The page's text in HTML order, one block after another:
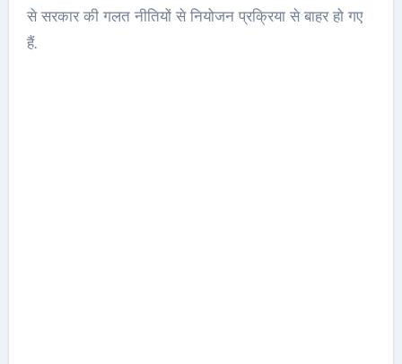
से सरकार की गलत नीतियों से नियोजन प्रक्रिया से बाहर हो गए
हैं.